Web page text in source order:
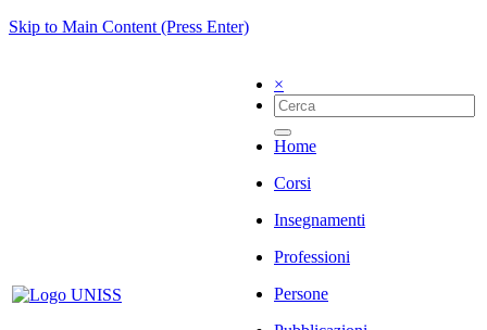
Skip to Main Content (Press Enter)
×
Home
Corsi
Insegnamenti
Professioni
Persone